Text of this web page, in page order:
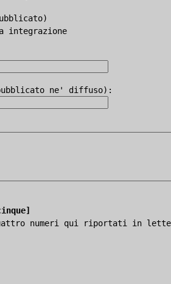
integrazione
ne' diffuso):
numeri qui riportati in